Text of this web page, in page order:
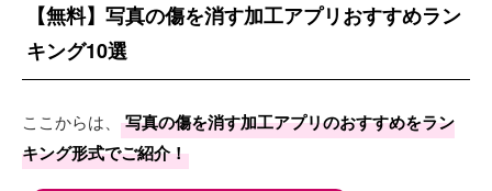
【無料】写真の傷を消す加工アプリおすすめラン
キング10選
ここからは、
写真の傷を消す加工アプリのおすすめをラン
キング形式でご紹介！